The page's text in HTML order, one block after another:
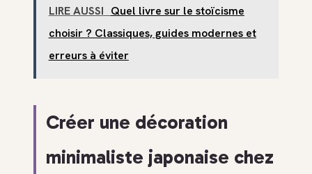
LIRE AUSSI Quel livre sur le stoïcisme
choisir ? Classiques, guides modernes et
erreurs à éviter
Créer une décoration
minimaliste japonaise chez